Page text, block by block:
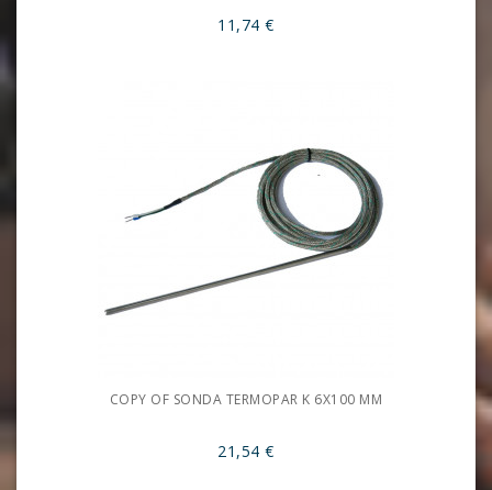
11,74 €
COPY OF SONDA TERMOPAR K 6X100 MM
21,54 €